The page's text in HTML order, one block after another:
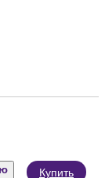
Купить